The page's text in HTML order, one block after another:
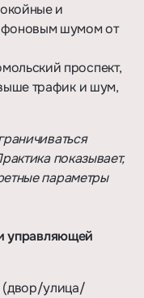
и
шумом от
проспект,
трафик и шум,
показывает,
параметры
управляющей
(двор/улица/